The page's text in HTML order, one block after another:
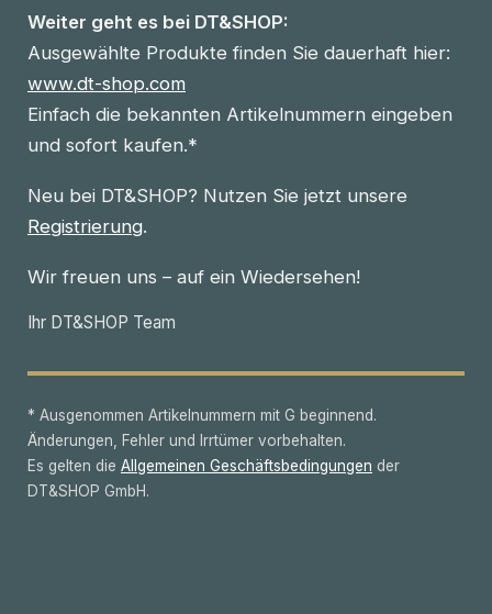
Weiter geht es bei DT&SHOP:
Ausgewählte Produkte finden Sie dauerhaft hier:
www.dt-shop.com
Einfach die bekannten Artikelnummern eingeben
und sofort kaufen.*
Neu bei DT&SHOP? Nutzen Sie jetzt unsere
Registrierung.
Wir freuen uns – auf ein Wiedersehen!
Ihr DT&SHOP Team
* Ausgenommen Artikelnummern mit G beginnend.
Änderungen, Fehler und Irrtümer vorbehalten.
Es gelten die Allgemeinen Geschäftsbedingungen der
DT&SHOP GmbH.